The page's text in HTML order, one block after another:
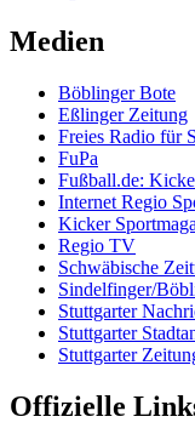
Medien
Böblinger Bote
Eßlinger Zeitung
Freies Radio für
FuPa
Fußball.de:
Internet Regio
Kicker
Regio TV
Schwäbische
Sindelfinger/
Stuttgarter
Stuttgarter
Stuttgarter
Offizielle